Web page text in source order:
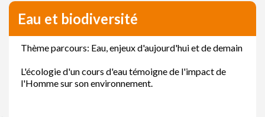
Eau et biodiversité
Thème parcours: Eau, enjeux d'aujourd'hui et de demain
L'écologie d'un cours d'eau témoigne de l'impact de
l'Homme sur son environnement.